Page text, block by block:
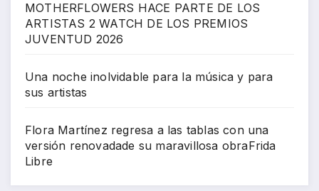
MOTHERFLOWERS HACE PARTE DE LOS
ARTISTAS 2 WATCH DE LOS PREMIOS
JUVENTUD 2026
Una noche inolvidable para la música y para
sus artistas
Flora Martínez regresa a las tablas con una
versión renovadade su maravillosa obraFrida
Libre